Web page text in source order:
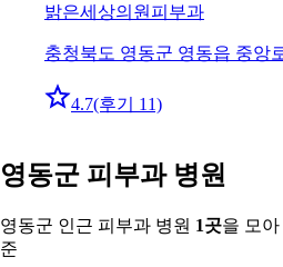
밝은세상의원 피부과
충청북도 영동군 영동읍 중앙
4.7(후기 11)
영동군 피부과 병원
영동군 인근 피부과 병원 1곳을 모
준